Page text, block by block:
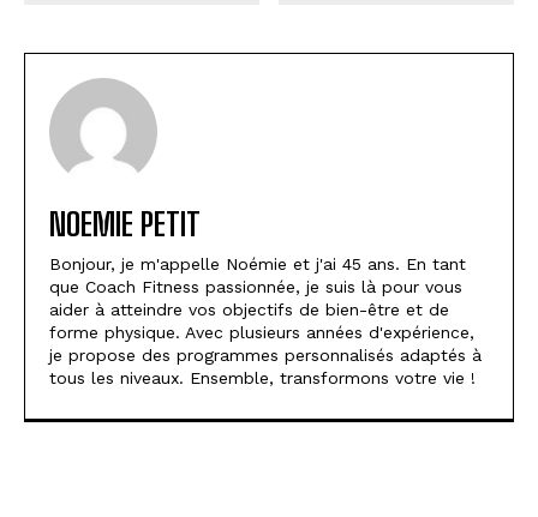
NOEMIE PETIT
Bonjour, je m'appelle Noémie et j'ai 45 ans. En tant
que Coach Fitness passionnée, je suis là pour vous
aider à atteindre vos objectifs de bien-être et de
forme physique. Avec plusieurs années d'expérience,
je propose des programmes personnalisés adaptés à
tous les niveaux. Ensemble, transformons votre vie !